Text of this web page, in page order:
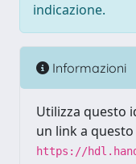
indicazione.
Informazioni
Utilizza questo
un link a
https://